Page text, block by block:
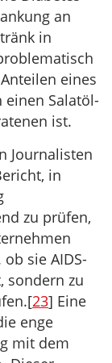
an
in
eines
einen Salatöl-
ist.
Journalisten
in
zu prüfen,
sie AIDS-
sondern zu
23] Eine
enge
mit dem